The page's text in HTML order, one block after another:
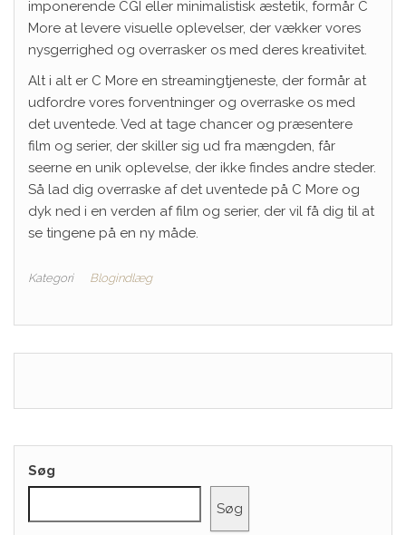
imponerende CGI eller minimalistisk æstetik, formår C
More at levere visuelle oplevelser, der vækker vores
nysgerrighed og overrasker os med deres kreativitet.
Alt i alt er C More en streamingtjeneste, der formår at
udfordre vores forventninger og overraske os med
det uventede. Ved at tage chancer og præsentere
film og serier, der skiller sig ud fra mængden, får
seerne en unik oplevelse, der ikke findes andre steder.
Så lad dig overraske af det uventede på C More og
dyk ned i en verden af film og serier, der vil få dig til at
se tingene på en ny måde.
Kategori Blogindlæg
Søg
Søg